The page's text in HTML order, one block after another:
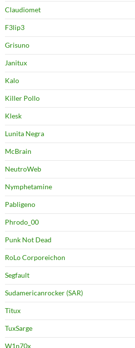
Claudiomet
F3lip3
Grisuno
Janitux
Kalo
Killer Pollo
Klesk
Lunita Negra
McBrain
NeutroWeb
Nymphetamine
Pabligeno
Phrodo_00
Punk Not Dead
RoLo Corporeichon
Segfault
Sudamericanrocker (SAR)
Titux
TuxSarge
W1n70x